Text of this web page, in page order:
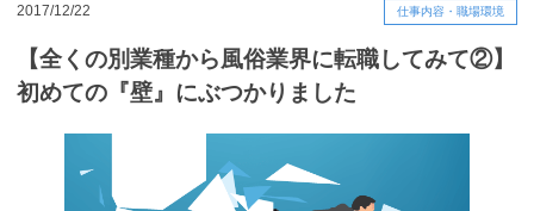
2017/12/22 仕事内容・職場環境
【全くの別業種から風俗業界に転職してみて②】
初めての『壁』にぶつかりました